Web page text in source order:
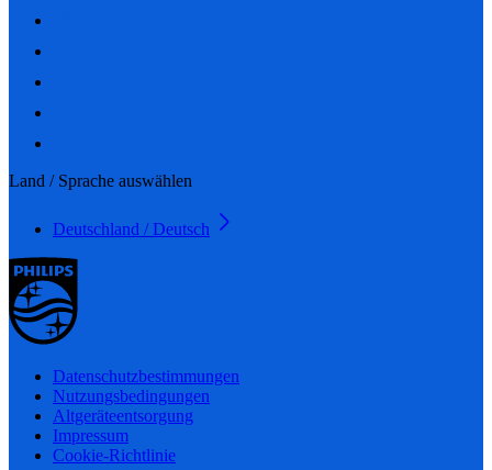
Land / Sprache auswählen
Deutschland / Deutsch
Datenschutzbestimmungen
Nutzungsbedingungen
Altgeräteentsorgung
Impressum
Cookie-Richtlinie